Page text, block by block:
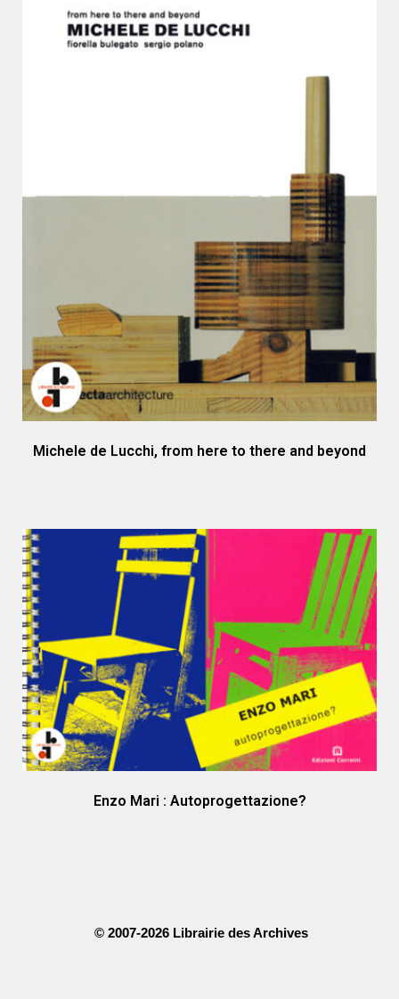
Michele de Lucchi, from here to there and beyond
Enzo Mari : Autoprogettazione?
© 2007-2026 Librairie des Archives